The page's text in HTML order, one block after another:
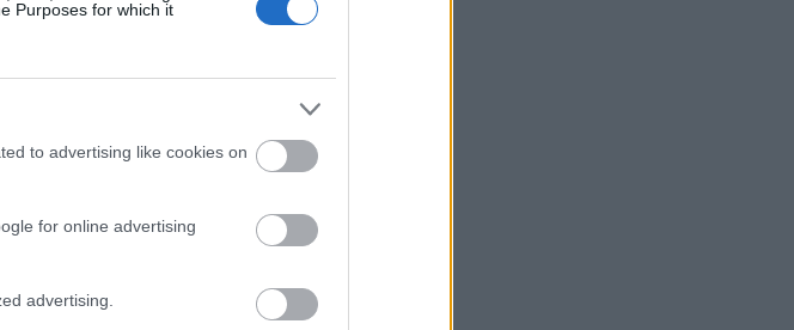
Purposes for which it
to advertising like cookies on
for online advertising
advertising.
και νέα υποχώρηση για τον Γενικό
17:50 ΥΠΕΘΟΟ: 204,6 εκατ. ευρώ από το
Εθνικό Πρόγραμμα Ανάπτυξης για
Η Apollo Global εξαγοράζει την
Η Μόσχα καταδικάζει την απόφαση
της Γαλλίας να απελάσει Ρωσίδα
Η Qualco αποκτά το 50,1% της